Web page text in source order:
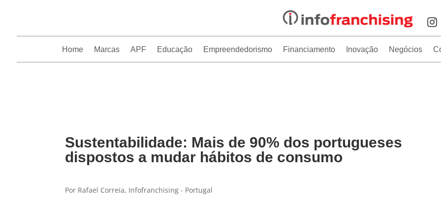
Home Marcas APF Educação Empreendedorismo Financiamento Inovação Negócios
Sustentabilidade: Mais de 90% dos portugueses
dispostos a mudar hábitos de consumo
Por Rafael Correia, Infofranchising - Portugal